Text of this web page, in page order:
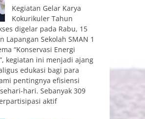
Kegiatan Gelar Karya
Kokurikuler Tahun
digelar pada Rabu, 15
Lapangan Sekolah SMAN 1
“Konservasi Energi
kegiatan ini menjadi ajang
edukasi bagi para
pentingnya efisiensi
hari. Sebanyak 309
aktif